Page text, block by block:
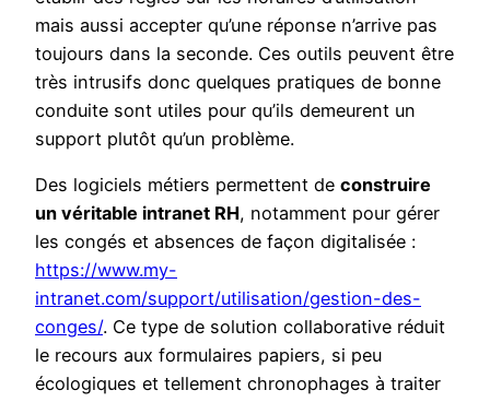
mais aussi accepter qu’une réponse n’arrive pas
toujours dans la seconde. Ces outils peuvent être
très intrusifs donc quelques pratiques de bonne
conduite sont utiles pour qu’ils demeurent un
support plutôt qu’un problème.
Des logiciels métiers permettent de construire
un véritable intranet RH, notamment pour gérer
les congés et absences de façon digitalisée :
https://www.my-
intranet.com/support/utilisation/gestion-des-
conges/. Ce type de solution collaborative réduit
le recours aux formulaires papiers, si peu
écologiques et tellement chronophages à traiter